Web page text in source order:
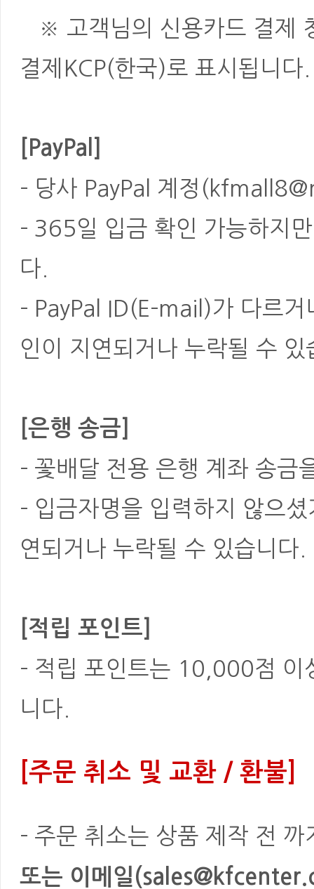
※ 고객님의 신용카드 결제
결제KCP(한국)로 표시됩니다.
[PayPal]
- 당사 PayPal 계정
- 365일 입금 확인 가능하지
다.
- PayPal ID(E-mail)가 다르
인이 지연되거나 누락될 수 있
[은행 송금]
- 꽃배달 전용 은행 계좌 송금
- 입금자명을 입력하지 않으
연되거나 누락될 수 있습니다.
[적립 포인트]
- 적립 포인트는 10,000점 이
니다.
[주문 취소 및 교환 / 환불]
- 주문 취소는 상품 제작 전
또는 이메일